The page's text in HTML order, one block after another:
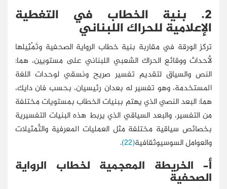
2. بنية الخطاب في التغطية
الإعلامية للحراك اللبناني
تركز الورقة في مقاربة بنية خطاب الرواية الصحفية وتَمْثِيلها
لأحداث ووقائع الحراك الشعبي اللبناني على مستويين، هما:
النص والسياق لتقديم تفسير صريح ونسقي لوحدات اللغة
المستخدمة، وهو تفسير له بعدان رئيسيان، بحسب فان دايك،
هما: البعد النصي الذي يهتم ببنيات الخطاب بمستويات مختلفة
من التفسير، والبعد السياقي الذي يربط هذه البنيات التفسيرية
بخصائص سياقية مختلفة مثل العمليات المعرفية والتَّمثيلات
والعوامل السوسيوثقافية(22)
.
أ- الخريطة المعجمية لخطاب الرواية
الصحفية